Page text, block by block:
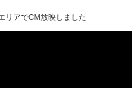
リアでCM放映しました